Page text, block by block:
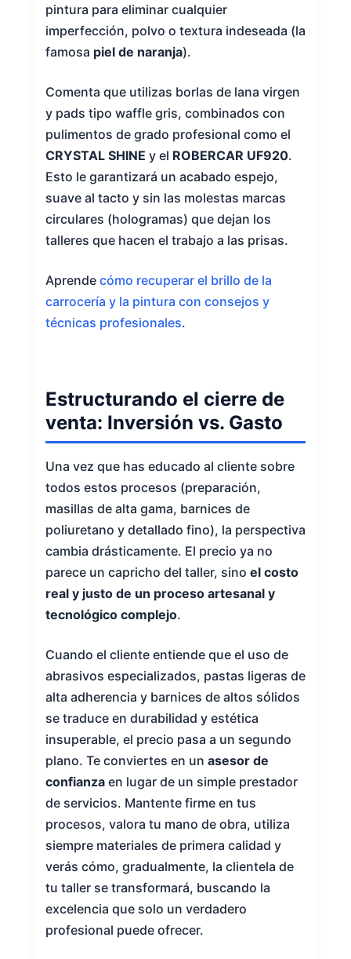
pintura para eliminar cualquier
imperfección, polvo o textura indeseada (la
famosa piel de naranja).
Comenta que utilizas borlas de lana virgen
y pads tipo waffle gris, combinados con
pulimentos de grado profesional como el
CRYSTAL SHINE y el ROBERCAR UF920.
Esto le garantizará un acabado espejo,
suave al tacto y sin las molestas marcas
circulares (hologramas) que dejan los
talleres que hacen el trabajo a las prisas.
Aprende cómo recuperar el brillo de la
carrocería y la pintura con consejos y
técnicas profesionales.
Estructurando el cierre de
venta: Inversión vs. Gasto
Una vez que has educado al cliente sobre
todos estos procesos (preparación,
masillas de alta gama, barnices de
poliuretano y detallado fino), la perspectiva
cambia drásticamente. El precio ya no
parece un capricho del taller, sino el costo
real y justo de un proceso artesanal y
tecnológico complejo.
Cuando el cliente entiende que el uso de
abrasivos especializados, pastas ligeras de
alta adherencia y barnices de altos sólidos
se traduce en durabilidad y estética
insuperable, el precio pasa a un segundo
plano. Te conviertes en un asesor de
confianzaen lugar de un simple prestador
de servicios. Mantente firme en tus
procesos, valora tu mano de obra, utiliza
siempre materiales de primera calidad y
verás cómo, gradualmente, la clientela de
tu taller se transformará, buscando la
excelencia que solo un verdadero
profesional puede ofrecer.